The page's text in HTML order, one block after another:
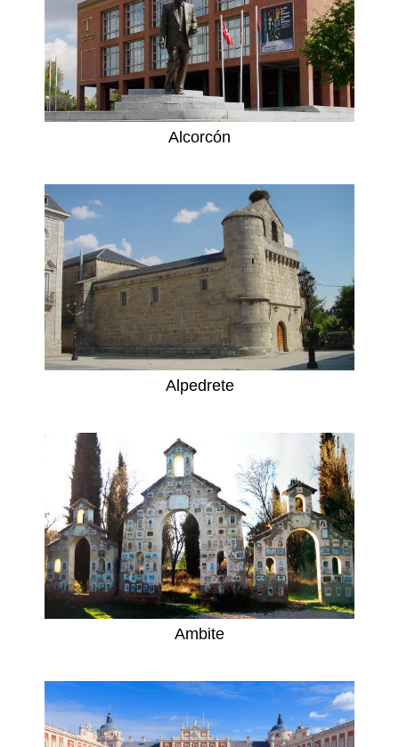
Alcorcón
Alpedrete
Ambite